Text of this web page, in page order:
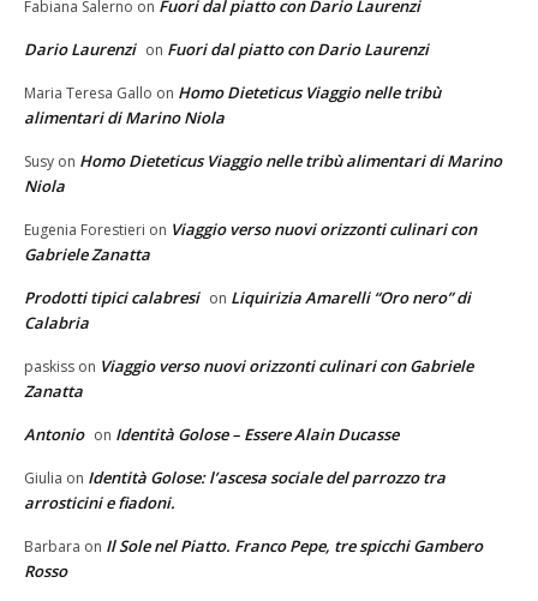
Fabiana Salerno on Fuori dal piatto con Dario Laurenzi
Dario Laurenzi on Fuori dal piatto con Dario Laurenzi
Maria Teresa Gallo on Homo Dieteticus Viaggio nelle tribù
alimentari di Marino Niola
Susy on Homo Dieteticus Viaggio nelle tribù alimentari di Marino
Niola
Eugenia Forestieri on Viaggio verso nuovi orizzonti culinari con
Gabriele Zanatta
Prodotti tipici calabresi on Liquirizia Amarelli “Oro nero” di
Calabria
paskiss on Viaggio verso nuovi orizzonti culinari con Gabriele
Zanatta
Antonio on Identità Golose – Essere Alain Ducasse
Giulia on Identità Golose: l’ascesa sociale del parrozzo tra
arrosticini e fiadoni.
Barbara on Il Sole nel Piatto. Franco Pepe, tre spicchi Gambero
Rosso